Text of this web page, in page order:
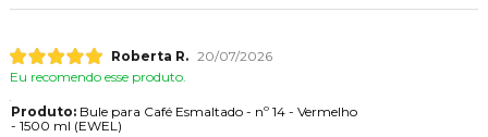
Roberta R. 20/07/2026
Eu recomendo esse produto.
Produto:Bule para Café Esmaltado - nº 14 - Vermelho
- 1500 ml (EWEL)